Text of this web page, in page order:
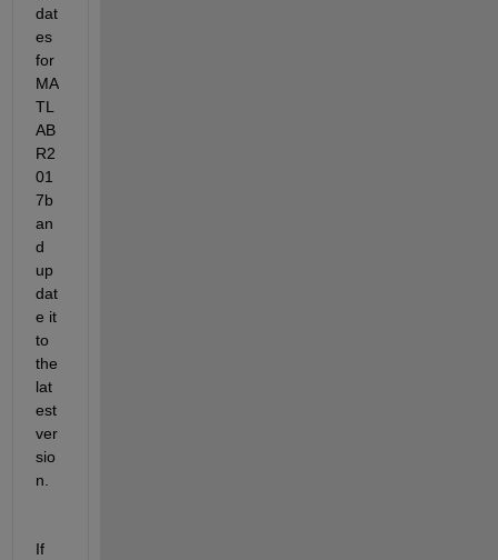
dat
es
for
MA
TL
AB
R2
01
7b
an
d
up
dat
e it
to
the
lat
est
ver
sio
n.
If